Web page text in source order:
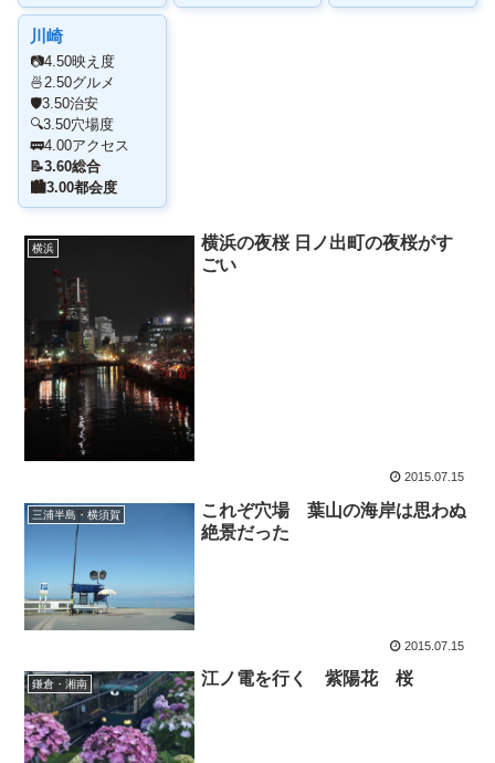
川崎
📷4.50映え度
🍜2.50グルメ
🛡️3.50治安
🔍3.50穴場度
🚃4.00アクセス
📝3.60総合
🏙️3.00都会度
横浜
横浜の夜桜 日ノ出町の夜桜がす
ごい
2015.07.15
三浦半島・横須賀
これぞ穴場 葉山の海岸は思わぬ
絶景だった
2015.07.15
鎌倉・湘南 江ノ電を行く 紫陽花 桜